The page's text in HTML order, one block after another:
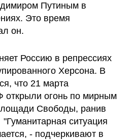
Путиным в
Это время
он.
Россию в репрессиях
Херсона. В
что 21 марта
огонь по мирным
Свободы, ранив
ситуация
- подчеркивают в